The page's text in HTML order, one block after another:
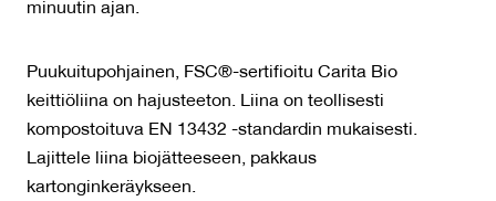
minuutin ajan.
Puukuitupohjainen, FSC®-sertifioitu Carita Bio
keittiöliina on hajusteeton. Liina on teollisesti
kompostoituva EN 13432 -standardin mukaisesti.
Lajittele liina biojätteeseen, pakkaus
kartonginkeräykseen.